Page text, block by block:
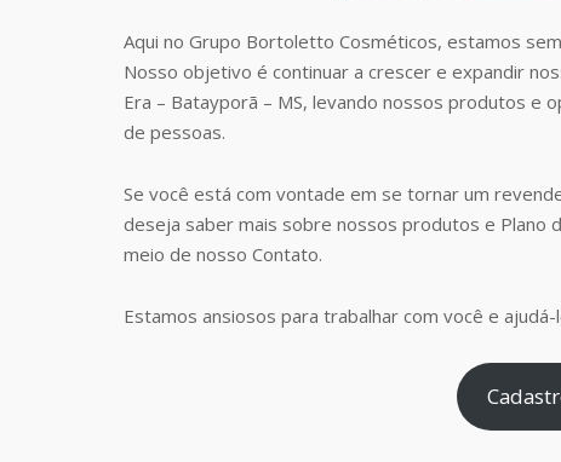
Aqui no Grupo Bortoletto Cosméticos, estamos
Nosso objetivo é continuar a crescer e expandir
Era – Batayporã – MS, levando nossos produtos e
de pessoas.
Se você está com vontade em se tornar um
deseja saber mais sobre nossos produtos e Plano
meio de nosso Contato.
Estamos ansiosos para trabalhar com você e